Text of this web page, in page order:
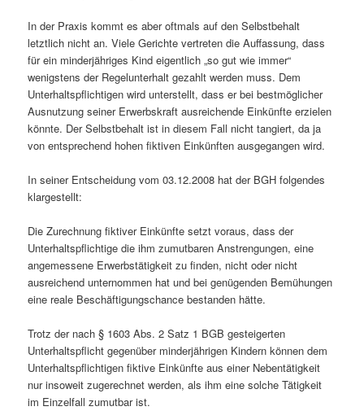
In der Praxis kommt es aber oftmals auf den Selbstbehalt
letztlich nicht an. Viele Gerichte vertreten die Auffassung, dass
für ein minderjähriges Kind eigentlich „so gut wie immer“
wenigstens der Regelunterhalt gezahlt werden muss. Dem
Unterhaltspflichtigen wird unterstellt, dass er bei bestmöglicher
Ausnutzung seiner Erwerbskraft ausreichende Einkünfte erzielen
könnte. Der Selbstbehalt ist in diesem Fall nicht tangiert, da ja
von entsprechend hohen fiktiven Einkünften ausgegangen wird.
In seiner Entscheidung vom 03.12.2008 hat der BGH folgendes
klargestellt:
Die Zurechnung fiktiver Einkünfte setzt voraus, dass der
Unterhaltspflichtige die ihm zumutbaren Anstrengungen, eine
angemessene Erwerbstätigkeit zu finden, nicht oder nicht
ausreichend unternommen hat und bei genügenden Bemühungen
eine reale Beschäftigungschance bestanden hätte.
Trotz der nach § 1603 Abs. 2 Satz 1 BGB gesteigerten
Unterhaltspflicht gegenüber minderjährigen Kindern können dem
Unterhaltspflichtigen fiktive Einkünfte aus einer Nebentätigkeit
nur insoweit zugerechnet werden, als ihm eine solche Tätigkeit
im Einzelfall zumutbar ist.